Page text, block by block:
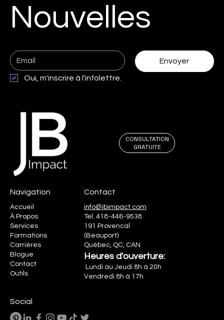
Nouvelles
Envoyer
Oui, m'inscrire à l'infolettre.
Navigation
Accueil
À Propos
Services
Formations
Carrières
Blogue
Contact
Outils
Social
Contact
info@jbimpact.com
Tel.418-446-9538
191 Provencal
(Beauport)
Québec, QC, CAN
Heures d'ouverture:
Lundi au Jeudi 8h à 20h
Vendredi 8h à 17h
CONSULTATION
GRATUITE